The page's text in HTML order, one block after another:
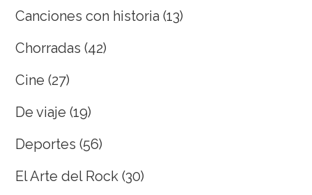
Canciones con historia (13)
Chorradas (42)
Cine (27)
De viaje (19)
Deportes (56)
El Arte del Rock (30)